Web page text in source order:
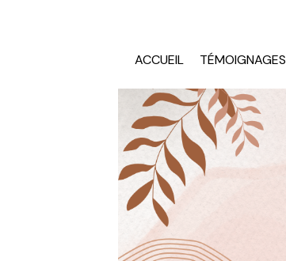
ACCUEIL TÉMOIGNAGES